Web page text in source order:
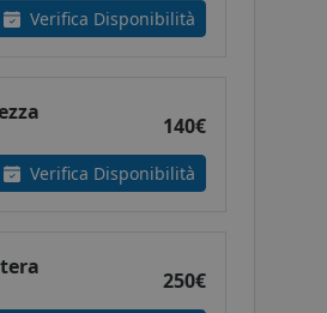
Verifica Disponibilità
140€
Verifica Disponibilità
250€